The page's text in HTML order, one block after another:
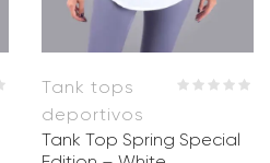
Tank tops
deportivos
Tank Top Spring Special